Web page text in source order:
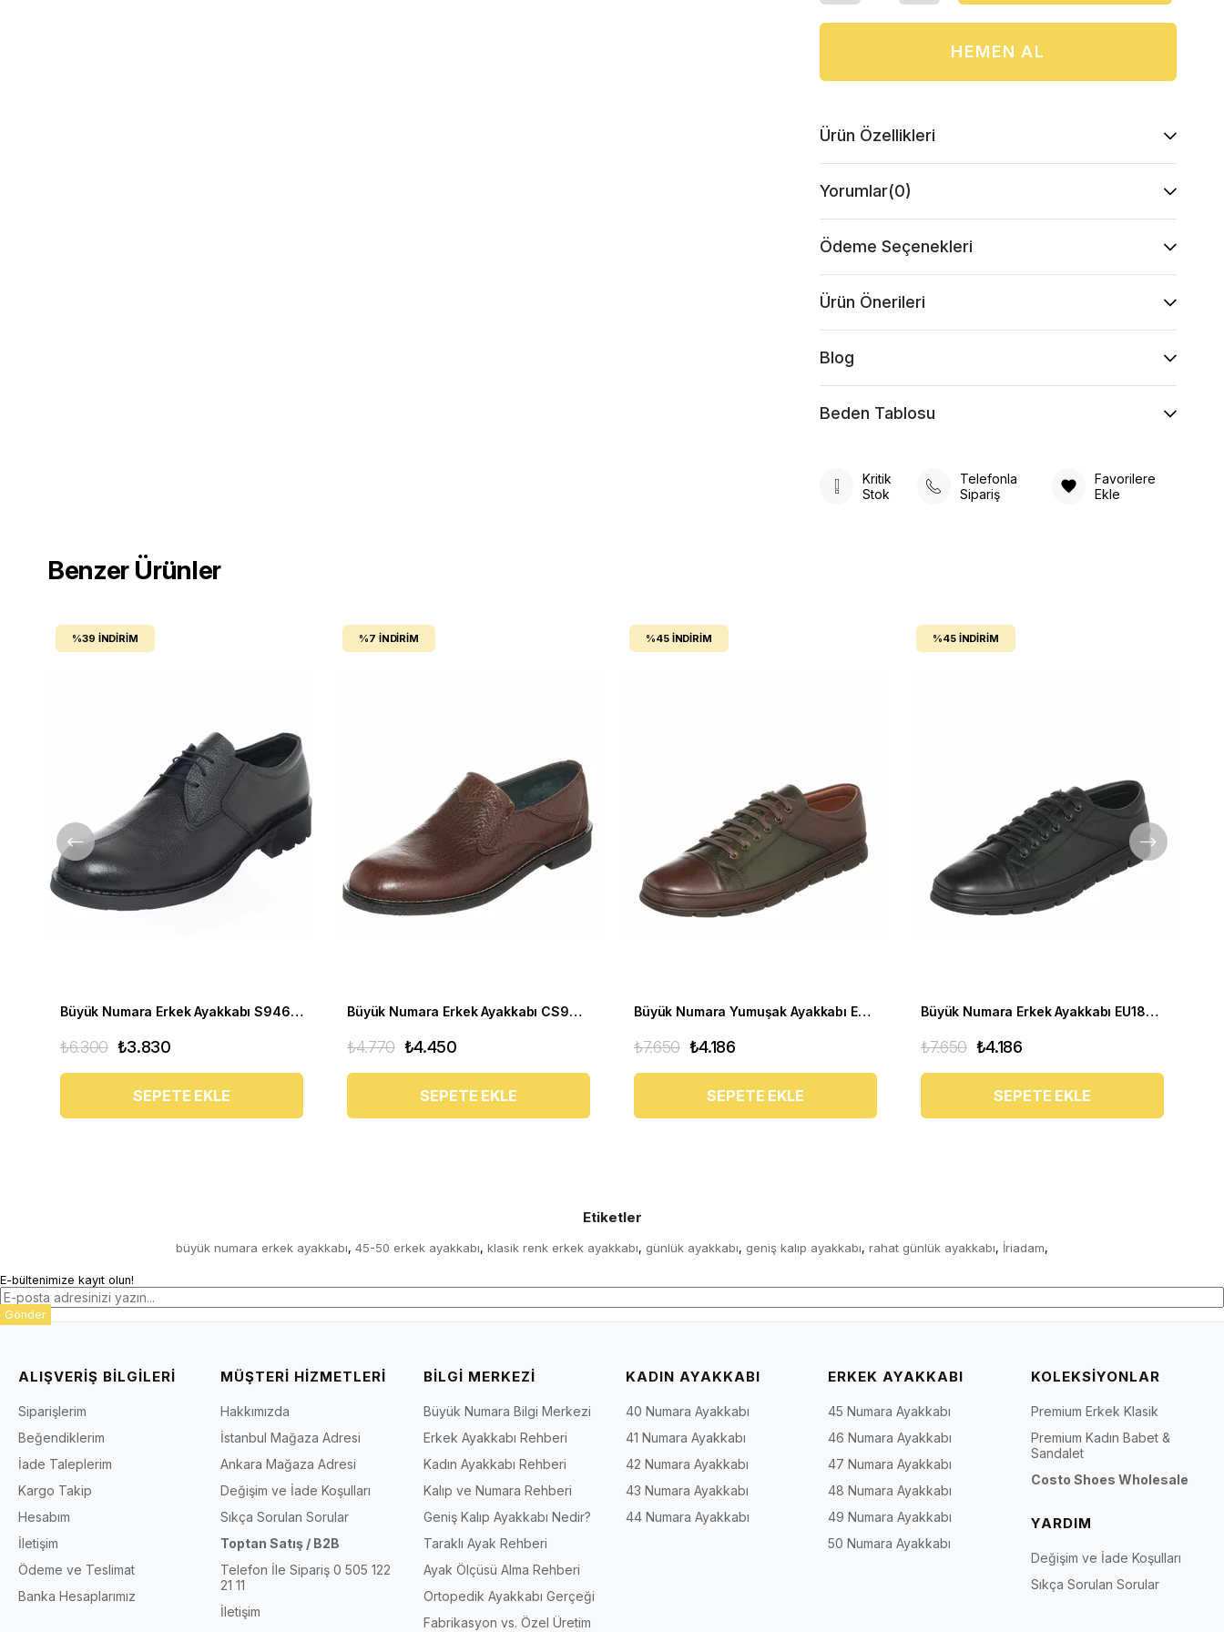
Ürün Özellikleri
Yorumlar(0)
Ödeme Seçenekleri
Ürün Önerileri
Blog
Beden Tablosu
Kritik
Stok
Telefonla
Sipariş
Favorilere
Ekle
Benzer Ürünler
Büyük Numara Erkek Ayakkabı S946 Siyah Deri
₺3.830
₺6.300
SEPETE EKLE
%39 İNDIRIM
Büyük Numara Erkek Ayakkabı CS941 Kahve
₺4.450
₺4.770
SEPETE EKLE
%7 İNDIRIM
Büyük Numara Yumuşak Ayakkabı EU1840 Kahve
₺4.186
₺7.650
SEPETE EKLE
%45 İNDIRIM
Büyük Numara Erkek Ayakkabı EU1840 SIYAH
₺4.186
₺7.650
SEPETE EKLE
%45 İNDIRIM
Etiketler
büyük numara erkek ayakkabı, 45-50 erkek ayakkabı, klasik renk erkek ayakkabı, günlük ayakkabı, geniş kalıp ayakkabı, rahat günlük ayakkabı, İriadam,
E-bültenimize kayıt olun!
Gönder
ALIŞVERİŞ BİLGİLERİ
Siparişlerim
Beğendiklerim
İade Taleplerim
Kargo Takip
Hesabım
İletişim
Ödeme ve Teslimat
Banka Hesaplarımız
MÜŞTERİ HİZMETLERİ
Hakkımızda
İstanbul Mağaza Adresi
Ankara Mağaza Adresi
Değişim ve İade Koşulları
Sıkça Sorulan Sorular
Toptan Satış / B2B
Telefon İle Sipariş 0 505 122
21 11
İletişim
BİLGİ MERKEZİ
Büyük Numara Bilgi Merkezi
Erkek Ayakkabı Rehberi
Kadın Ayakkabı Rehberi
Kalıp ve Numara Rehberi
Geniş Kalıp Ayakkabı Nedir?
Taraklı Ayak Rehberi
Ayak Ölçüsü Alma Rehberi
Ortopedik Ayakkabı Gerçeği
Fabrikasyon vs. Özel Üretim
KADIN AYAKKABI
40 Numara Ayakkabı
41 Numara Ayakkabı
42 Numara Ayakkabı
43 Numara Ayakkabı
44 Numara Ayakkabı
ERKEK AYAKKABI
45 Numara Ayakkabı
46 Numara Ayakkabı
47 Numara Ayakkabı
48 Numara Ayakkabı
49 Numara Ayakkabı
50 Numara Ayakkabı
KOLEKSİYONLAR
Premium Erkek Klasik
Premium Kadın Babet &
Sandalet
Costo Shoes Wholesale
YARDIM
Değişim ve İade Koşulları
Sıkça Sorulan Sorular